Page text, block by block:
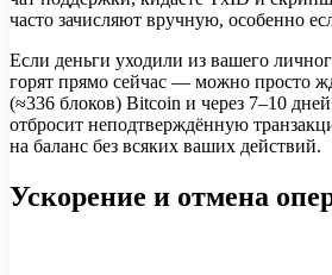
часто зачисляют вручную, особенно
Если деньги уходили из вашего
горят прямо сейчас — можно просто
(≈336 блоков) Bitcoin и через 7–10 дней
отбросит неподтверждённую
на баланс без всяких ваших действий.
Ускорение и отмена